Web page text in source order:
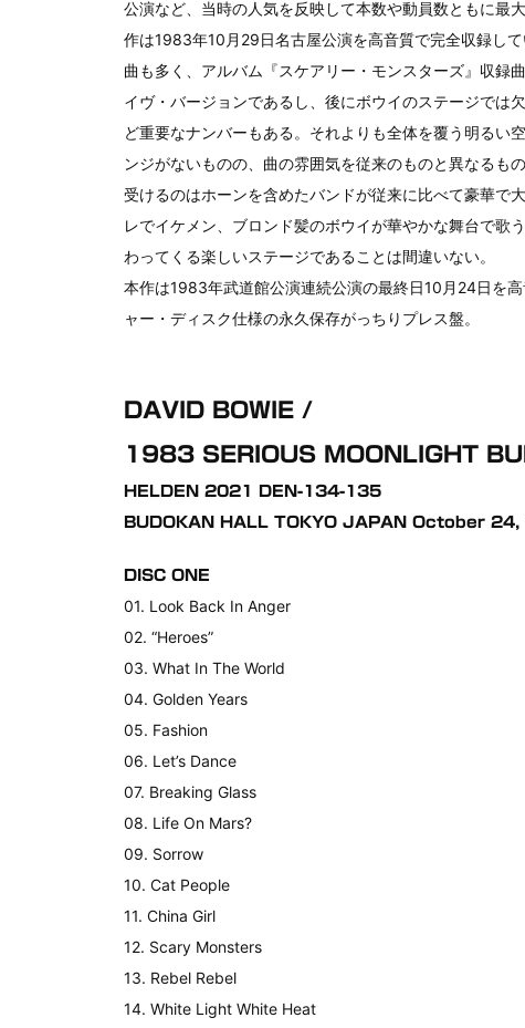
公演など、当時の人気を反映して本数や動員数ともに最
作は1983年10月29日名古屋公演を高音質で完全収録し
曲も多く、アルバム『スケアリー・モンスターズ』収録
イヴ・バージョンであるし、後にボウイのステージでは
ど重要なナンバーもある。それよりも全体を覆う明るい
ンジがないものの、曲の雰囲気を従来のものと異なるも
受けるのはホーンを含めたバンドが従来に比べて豪華で
レでイケメン、ブロンド髪のボウイが華やかな舞台で歌
わってくる楽しいステージであることは間違いない。
本作は1983年武道館公演連続公演の最終日10月24日を
ャー・ディスク仕様の永久保存がっちりプレス盤。
DAVID BOWIE /
1983 SERIOUS MOONLIGHT
HELDEN 2021 DEN-134-135
BUDOKAN HALL TOKYO JAPAN October
DISC ONE
01. Look Back In Anger
02. “Heroes”
03. What In The World
04. Golden Years
05. Fashion
06. Let’s Dance
07. Breaking Glass
08. Life On Mars?
09. Sorrow
10. Cat People
11. China Girl
12. Scary Monsters
13. Rebel Rebel
14. White Light White Heat